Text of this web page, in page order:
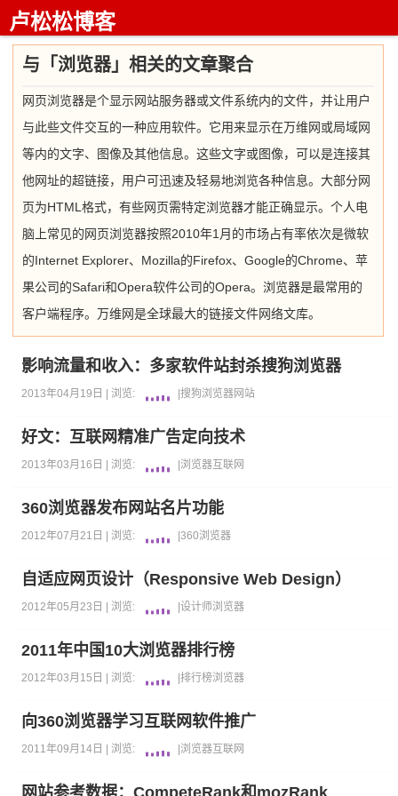
卢松松博客
与「浏览器」相关的文章聚合
网页浏览器是个显示网站服务器或文件系统内的文件，并让用户
与此些文件交互的一种应用软件。它用来显示在万维网或局域网
等内的文字、图像及其他信息。这些文字或图像，可以是连接其
他网址的超链接，用户可迅速及轻易地浏览各种信息。大部分网
页为HTML格式，有些网页需特定浏览器才能正确显示。个人电
脑上常见的网页浏览器按照2010年1月的市场占有率依次是微软
的Internet Explorer、Mozilla的Firefox、Google的Chrome、苹
果公司的Safari和Opera软件公司的Opera。浏览器是最常用的
客户端程序。万维网是全球最大的链接文件网络文库。
影响流量和收入：多家软件站封杀搜狗浏览器
2013年04月19日 | 浏览: |搜狗浏览器网站
好文：互联网精准广告定向技术
2013年03月16日 | 浏览: 浏览器互联网
360浏览器发布网站名片功能
2012年07月21日 | 浏览: |360浏览器
自适应网页设计（Responsive Web Design）
2012年05月23日 | 浏览: |设计师浏览器
2011年中国10大浏览器排行榜
2012年03月15日 | 浏览: |排行榜浏览器
向360浏览器学习互联网软件推广
2011年09月14日 | 浏览: 浏览器互联网
网站参考数据：CompeteRank和mozRank